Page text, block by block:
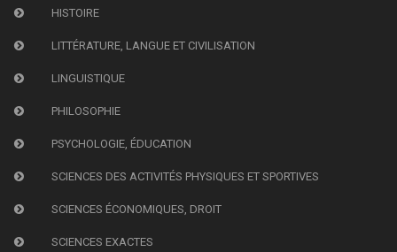
HISTOIRE
LITTÉRATURE, LANGUE ET CIVILISATION
LINGUISTIQUE
PHILOSOPHIE
PSYCHOLOGIE, ÉDUCATION
SCIENCES DES ACTIVITÉS PHYSIQUES ET SPORTIVES
SCIENCES ÉCONOMIQUES, DROIT
SCIENCES EXACTES